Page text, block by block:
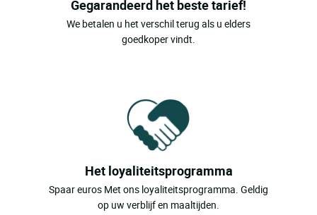
Gegarandeerd het beste tarief!
We betalen u het verschil terug als u elders
goedkoper vindt.
Het loyaliteitsprogramma
Spaar euros Met ons loyaliteitsprogramma. Geldig
op uw verblijf en maaltijden.